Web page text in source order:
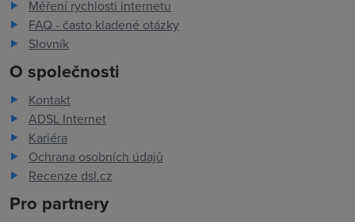
Měření rychlosti internetu
FAQ - často kladené otázky
Slovník
O společnosti
Kontakt
ADSL Internet
Kariéra
Ochrana osobních údajů
Recenze dsl.cz
Pro partnery